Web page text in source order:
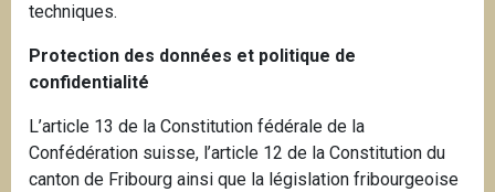
techniques.
Protection des données et politique de
confidentialité
L’article 13 de la Constitution fédérale de la
Confédération suisse, l’article 12 de la Constitution du
canton de Fribourg ainsi que la législation fribourgeoise